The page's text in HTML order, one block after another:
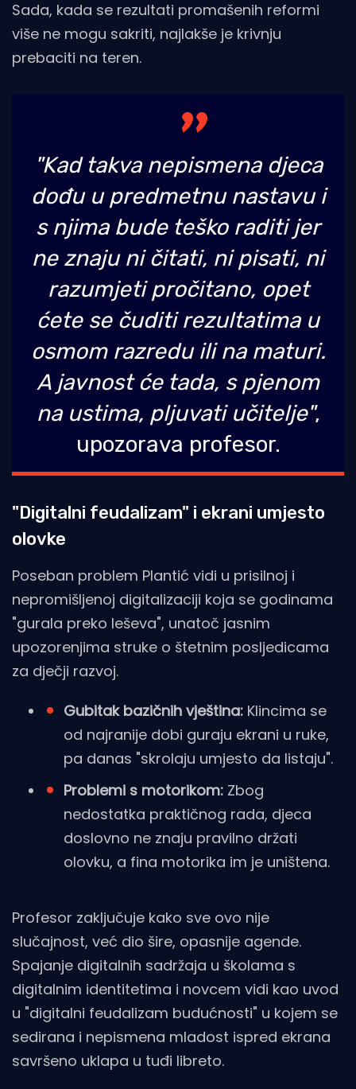
Sada, kada se rezultati promašenih reformi
više ne mogu sakriti, najlakše je krivnju
prebaciti na teren.
"Kad takva nepismena djeca
dođu u predmetnu nastavu i
s njima bude teško raditi jer
ne znaju ni čitati, ni pisati, ni
razumjeti pročitano, opet
ćete se čuditi rezultatima u
osmom razredu ili na maturi.
A javnost će tada, s pjenom
na ustima, pljuvati učitelje",
upozorava profesor.
"Digitalni feudalizam" i ekrani umjesto
olovke
Poseban problem Plantić vidi u prisilnoj i
nepromišljenoj digitalizaciji koja se godinama
"gurala preko leševa", unatoč jasnim
upozorenjima struke o štetnim posljedicama
za dječji razvoj.
Gubitak bazičnih vještina: Klincima se
od najranije dobi guraju ekrani u ruke,
pa danas "skrolaju umjesto da listaju".
Problemi s motorikom: Zbog
nedostatka praktičnog rada, djeca
doslovno ne znaju pravilno držati
olovku, a fina motorika im je uništena.
Profesor zaključuje kako sve ovo nije
slučajnost, već dio šire, opasnije agende.
Spajanje digitalnih sadržaja u školama s
digitalnim identitetima i novcem vidi kao uvod
u "digitalni feudalizam budućnosti" u kojem se
sedirana i nepismena mladost ispred ekrana
savršeno uklapa u tuđi libreto.